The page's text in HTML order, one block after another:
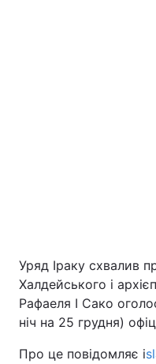
РЕГІОНИ
Київ
Дніпро
Уряд Іраку схвалив
Халдейського і
Рафаеля I Сако
ніч на 25 грудня)
Про це повідомляє i